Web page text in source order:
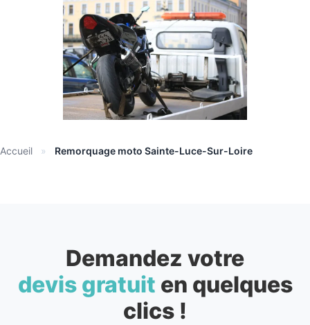
Accueil » Remorquage moto Sainte-Luce-Sur-Loire
Demandez votre
devis gratuit en quelques
clics !